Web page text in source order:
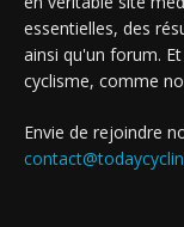
essentielles, des
ainsi qu'un forum.
cyclisme, comme
Envie de rejoindre